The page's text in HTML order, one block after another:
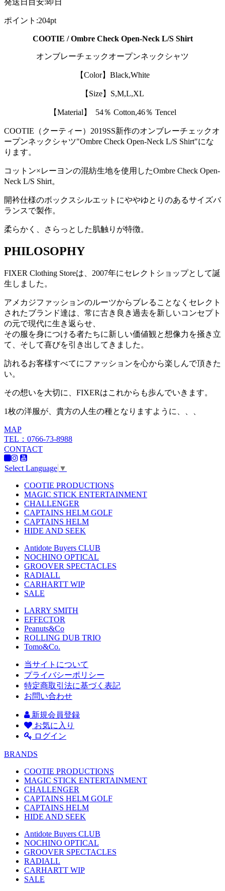
ポイント :204pt
COOTIE / Ombre Check Open-Neck L/S Shirt
オンブレーチェックオープンネックシャツ
【Color】Black,White
【Size】S,M,L,XL
【Material】 54％ Cotton,46％ Tencel
COOTIE（クーティー）2019SS新作のオンブレーチェックオ
ープンネックシャツ"Ombre Check Open-Neck L/S Shirt"にな
ります。
コットン×レーヨンの混紡生地を使用したOmbre Check Open-
Neck L/S Shirt。
開衿仕様のボックスシルエットにややゆとりのあるサイズバ
ランスで製作。
柔らかく、さらっとした肌触りが特徴。
PHILOSOPHY
FIXER Clothing Storeは、2007年にセレクトショップとして誕
生しました。
アメカジファッションのルーツからブレることなくセレクト
されたブランド達は、常に古き良き過去を新しいコンセプト
の元で現代に生き返らせ、
その服を身につける者たちに新しい価値観と想像力を掻き立
て、そして喜びを引き出してきました。
訪れるお客様すべてにファッションを心から楽しんで頂きた
い。
その想いを大切に、FIXERはこれからも歩んでいきます。
1枚の洋服が、貴方の人生の種となりますように、、、
MAP
TEL：0766-73-8988
CONTACT
Select Language ▼
COOTIE PRODUCTIONS
MAGIC STICK ENTERTAINMENT
CHALLENGER
CAPTAINS HELM GOLF
CAPTAINS HELM
HIDE AND SEEK
Antidote Buyers CLUB
NOCHINO OPTICAL
GROOVER SPECTACLES
RADIALL
CARHARTT WIP
SALE
LARRY SMITH
EFFECTOR
Peanuts&Co
ROLLING DUB TRIO
Tomo&Co.
当サイトについて
プライバシーポリシー
特定商取引法に基づく表記
お問い合わせ
新規会員登録
お気に入り
ログイン
BRANDS
COOTIE PRODUCTIONS
MAGIC STICK ENTERTAINMENT
CHALLENGER
CAPTAINS HELM GOLF
CAPTAINS HELM
HIDE AND SEEK
Antidote Buyers CLUB
NOCHINO OPTICAL
GROOVER SPECTACLES
RADIALL
CARHARTT WIP
SALE